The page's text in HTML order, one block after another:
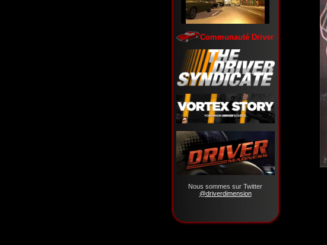
Communauté Driver
Nous sommes sur Twitter
@driverdimension